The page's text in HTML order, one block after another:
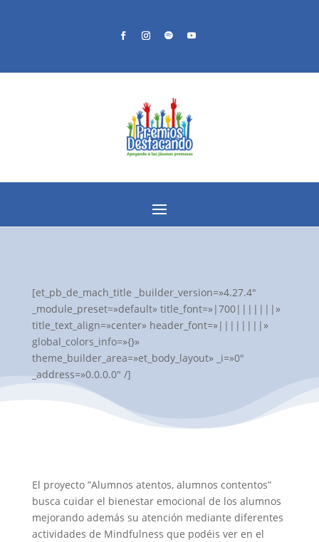
[et_pb_de_mach_title _builder_version=»4.27.4″
_module_preset=»default» title_font=»|700|||||||»
title_text_align=»center» header_font=»||||||||»
global_colors_info=»{}»
theme_builder_area=»et_body_layout» _i=»0″
_address=»0.0.0.0″ /]
El proyecto ”Alumnos atentos, alumnos contentos”
busca cuidar el bienestar emocional de los alumnos
mejorando además su atención mediante diferentes
actividades de Mindfulness que podéis ver en el